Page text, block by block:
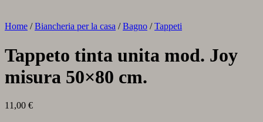
Home / Biancheria per la casa / Bagno / Tappeti
Tappeto tinta unita mod. Joy
misura 50×80 cm.
11,00 €